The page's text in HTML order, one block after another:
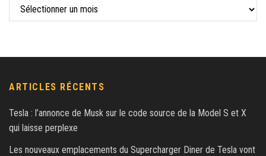
ARTICLES RÉCENTS
Tesla : l’annonce de Musk sur le code source de la Model S et X
qui laisse perplexe
Les nouveaux emplacements du Supercharger Diner de Tesla vont